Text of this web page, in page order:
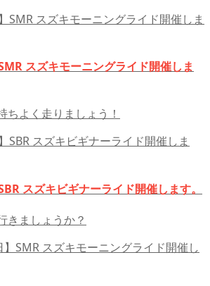
スズキモーニングライド開催しま
ちよく走りましょう！
スズキビギナーライド開催します。
きましょうか？